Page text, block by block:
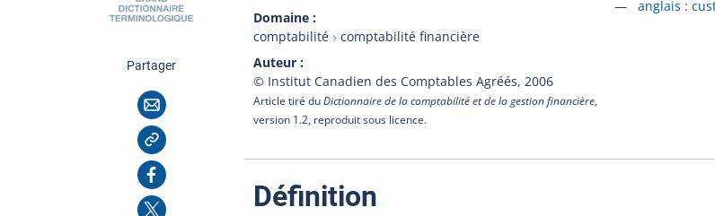
Domaine
comptabilité
comptabilité financière
Auteur
© Institut Canadien des Comptables Agréés, 2006
Article tiré duDictionnaire de la comptabilité et de la gestion financière,
version 1.2, reproduit sous licence.
Accéder à
anglais :
Partagercette page
Courriel
Copier l'adresse
Facebook
X
Définition